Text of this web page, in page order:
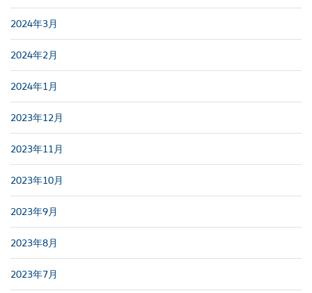
2024年3月
2024年2月
2024年1月
2023年12月
2023年11月
2023年10月
2023年9月
2023年8月
2023年7月